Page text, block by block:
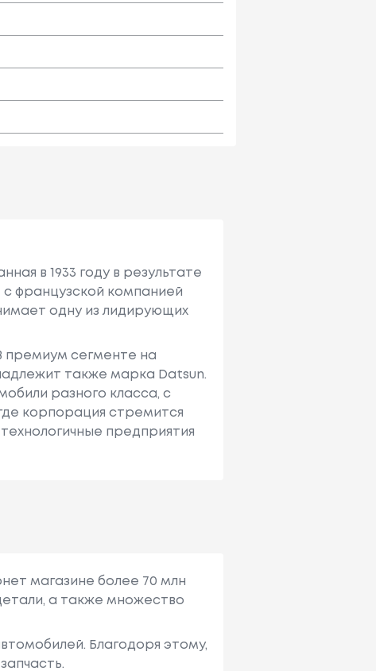
в 1933 году в результате
с французcкой компанией
одну из лидирующих
премиум сегменте на
также марка Datsun.
разного класса, с
корпорация стремится
предприятия
магазине более 70 млн
а также множество
Благодоря этому,